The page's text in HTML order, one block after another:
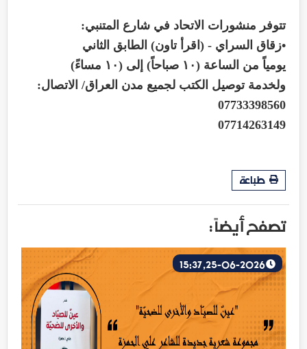
تتوفر منشورات الاتحاد في شارع المتنبي:
•زقاق السراي - (اقرأ تاون) الطابق الثاني
يومياً من الساعة (١٠ صباحاً) إلى (١٠ مساءً)
ولخدمة توصيل الكتب لجميع مدن العراق/ الاتصال:
07733398560
07714263149
طباعة
تصفح أيضاً :